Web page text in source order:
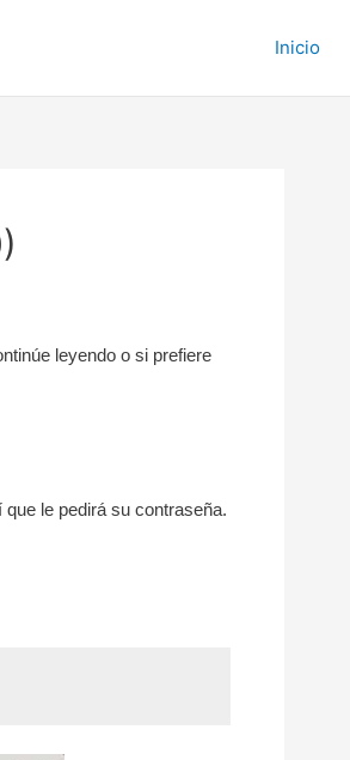
Inicio
leyendo o si prefiere
le pedirá su contraseña.